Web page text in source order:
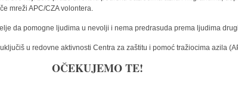
mreži APC/CZA volontera.
da pomogne ljudima u nevolji i nema predrasuda prema ljudima
u redovne aktivnosti Centra za zaštitu i pomoć tražiocima azila
OČEKUJEMO TE!